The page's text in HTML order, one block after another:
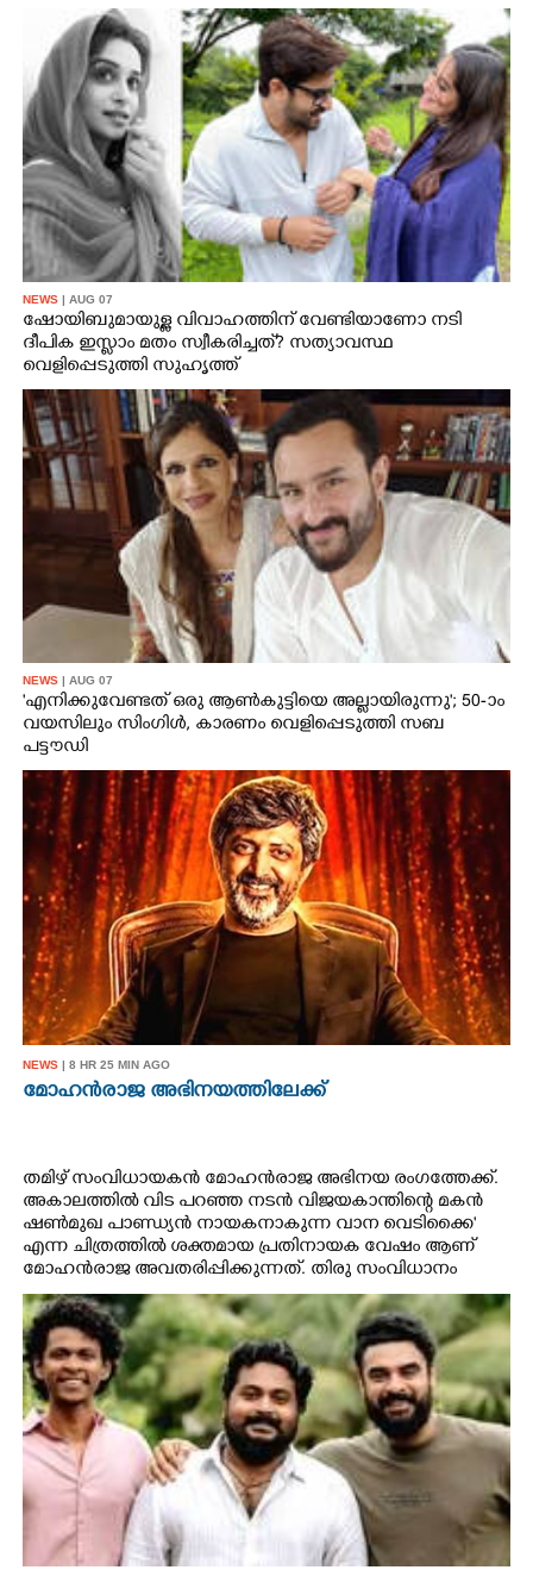
NEWS | AUG 07
ഷോയിബുമായുള്ള വിവാഹത്തിന് വേണ്ടിയാണോ നടി
ദീപിക ഇസ്ലാം മതം സ്വീകരിച്ചത്? സത്യാവസ്ഥ
വെളിപ്പെടുത്തി സുഹൃത്ത്‌
NEWS | AUG 07
'എനിക്കുവേണ്ടത് ഒരു ആൺകുട്ടിയെ അല്ലായിരുന്നു'; 50-ാം
വയസിലും സിംഗിൾ, കാരണം വെളിപ്പെടുത്തി സബ
പട്ടൗഡി
NEWS | 8 HR 25 MIN AGO
മോഹൻരാജ അഭിനയത്തിലേക്ക്
തമിഴ് സംവിധായകൻ മോഹൻരാജ അഭിനയ രംഗത്തേക്ക്.
അകാലത്തിൽ വിട പറഞ്ഞ നടൻ വിജയകാന്തിന്റെ മകൻ
ഷൺമുഖ പാണ്ഡ്യൻ നായകനാകുന്ന വാന വെടിക്കൈ'
എന്ന ചിത്രത്തിൽ ശക്തമായ പ്രതിനായക വേഷം ആണ്
മോഹൻരാജ അവതരിപ്പിക്കുന്നത്. തിരു സംവിധാനം
ചെയ്യുന്ന ചിത്രത്തിൽ നിരവധി താരങ്ങൾ അണിനിരക്കുന്നു.
ജയം, കുമരൻ സൺ ഒഫ് മ